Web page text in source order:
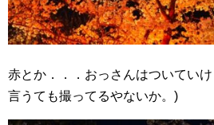
赤とか．．．おっさんはついてい
言うても撮ってるやないか。)